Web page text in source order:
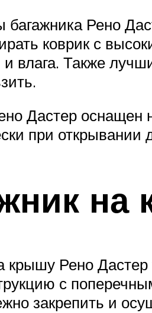
Рено
коврик с
и влага. Также
Дастер оснащен
при открывании
на
крышу Рено
с
закрепить и